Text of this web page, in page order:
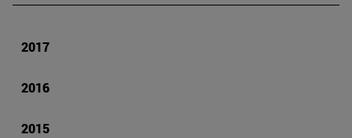
2017
2016
2015